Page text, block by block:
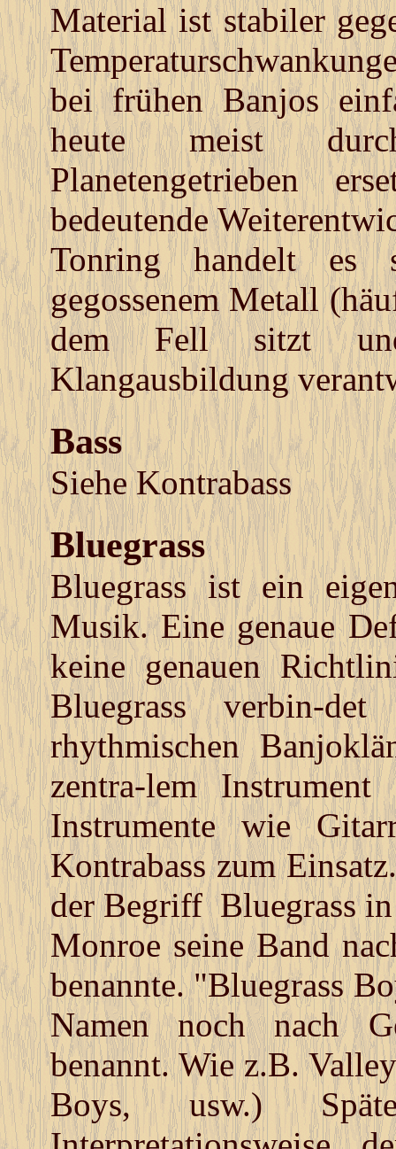
Material ist stabiler
bei frühen Banjos
heute meist
Planetengetrieben
bedeutende
Tonring handelt
gegossenem Metall
dem Fell sitzt
Klangausbildung
Bass
Siehe Kontrabass
Bluegrass
Bluegrass ist ein
Musik. Eine genaue
keine genauen
Bluegrass verbin-det
rhythmischen
zentra-lem Instrument
Instrumente wie
Kontrabass zum
der Begriff Bluegrass
Monroe seine Band
benannte. "Bluegrass
Namen noch nach
benannt. Wie z.B.
Boys, usw.)